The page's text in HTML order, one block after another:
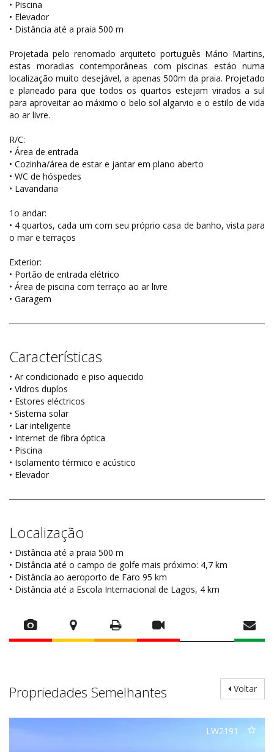
• Piscina
• Elevador
• Distância até a praia 500 m
Projetada pelo renomado arquiteto português Mário Martins,
estas moradias contemporâneas com piscinas estáo numa
localização muito desejável, a apenas 500m da praia. Projetado
e planeado para que todos os quartos estejam virados a sul
para aproveitar ao máximo o belo sol algarvio e o estilo de vida
ao ar livre.
R/C:
• Área de entrada
• Cozinha/área de estar e jantar em plano aberto
• WC de hóspedes
• Lavandaria
1o andar:
• 4 quartos, cada um com seu próprio casa de banho, vista para
o mar e terraços
Exterior:
• Portão de entrada elétrico
• Área de piscina com terraço ao ar livre
• Garagem
Características
• Ar condicionado e piso aquecido
• Vidros duplos
• Estores eléctricos
• Sistema solar
• Lar inteligente
• Internet de fibra óptica
• Piscina
• Isolamento térmico e acústico
• Elevador
Localização
• Distância até a praia 500 m
• Distância até o campo de golfe mais próximo: 4,7 km
• Distância ao aeroporto de Faro 95 km
• Distância até a Escola Internacional de Lagos, 4 km
Voltar
Propriedades Semelhantes
LW2191